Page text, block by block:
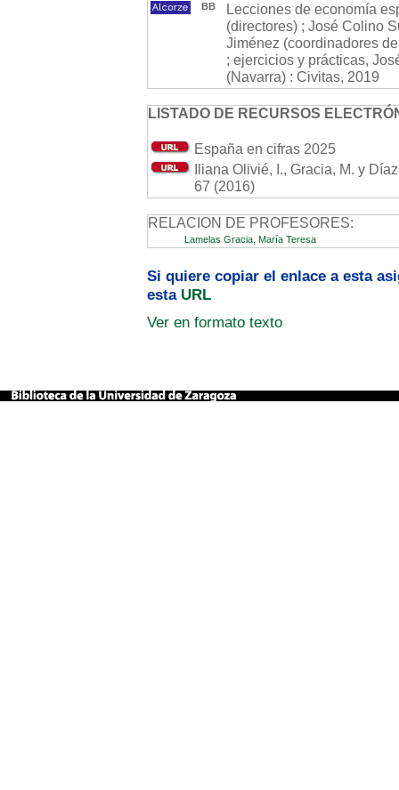
BB
Lecciones de economía
(directores) ; José Colino
Jiménez (coordinadores
; ejercicios y prácticas,
(Navarra) : Civitas, 2019
LISTADO DE RECURSOS
España en cifras 2025
Iliana Olivié, I., Gracia, M. y
67 (2016)
RELACION DE PROFESORES:
Lamelas Gracia, María Teresa
Si quiere copiar el enlace a esta
esta URL
Ver en formato texto